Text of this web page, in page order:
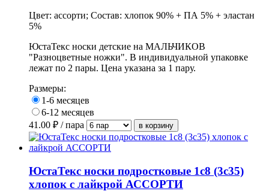
Цвет: ассорти; Состав: хлопок 90% + ПА 5% + эластан
5%
ЮстаТекс носки детские на МАЛЬЧИКОВ
"Разноцветные ножки". В индивидуальной упаковке
лежат по 2 пары. Цена указана за 1 пару.
Размеры:
1-6 месяцев
6-12 месяцев
41.00 ₽ / пара
ЮстаТекс носки подростковые 1с8 (3с35)
хлопок с лайкрой АССОРТИ